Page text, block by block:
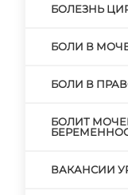
БОЛЕЗНЬ
БОЛИ В
БОЛИ В
БОЛИТ
ВАКАНСИИ